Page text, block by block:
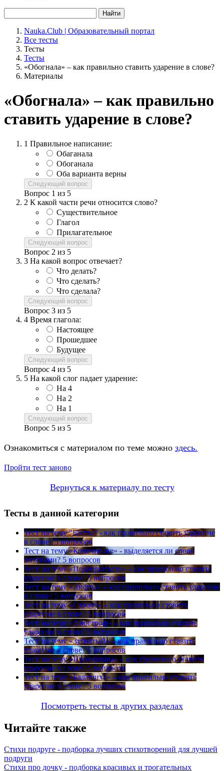
Найти
Nauka.Club | Образовательный портал
Все тесты
Тесты
Тесты
«Обогнала» – как правильно ставить ударение в слове?
Материалы
«Обогнала» – как правильно
ставить ударение в слове?
1 Правильное написание:
Обаганала
Обоганала
Оба варианта верны
Следующий вопрос
Вопрос 1 из 5
2 К какой части речи относится слово?
Существительное
Глагол
Прилагательное
Следующий вопрос
Вопрос 2 из 5
3 На какой вопрос отвечает?
Что делать?
Что сделать?
Что сделала?
Следующий вопрос
Вопрос 3 из 5
4 Время глагола:
Настоящее
Прошедшее
Будущее
Следующий вопрос
Вопрос 4 из 5
5 На какой слог падает ударение:
На 4
На 2
На 1
Следующий вопрос
Вопрос 5 из 5
Ознакомиться с материалом по теме можно здесь.
Пройти тест заново
Вернуться к материалу по тесту
Тесты в данной категории
Тест на тему "Банты" - как правильно ставить ударение
в слове? 5 вопросов
Тест на тему «Конечно же» - выделяется ли слово
запятыми? 5 вопросов
Тест на тему «Подчеркивать» – как правильно ставить
ударение в слове? 5 вопросов
Тест на тему «Лифты» – как правильно ставить ударение
в слове? 5 вопросов
Тест на тему «Строку» – как правильно ставить
ударение в слове? 5 вопросов
Тест на тему «Апостроф» – как правильно ставить
ударение в слове? 5 вопросов
Тест на тему «Зубчатый» – как правильно ставить
ударение в слове? 5 вопросов
Тест на тему «Прозорлива» – как правильно ставить
ударение в слове? 5 вопросов
Тест на тему «Балашиха» – как правильно ставить
ударение в слове? 5 вопросов
Посмотреть тесты в других разделах
Читайте также
Стихи подруге - подборка лучших стихотворений для лучшей
подруги
Стихи про дочку - подборка красивых и трогательных